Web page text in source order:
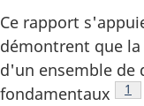
Ce rapport
démontrent que la
d'un ensemble de
fondamentaux
1